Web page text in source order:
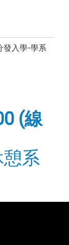
發入學-學系
(線
系